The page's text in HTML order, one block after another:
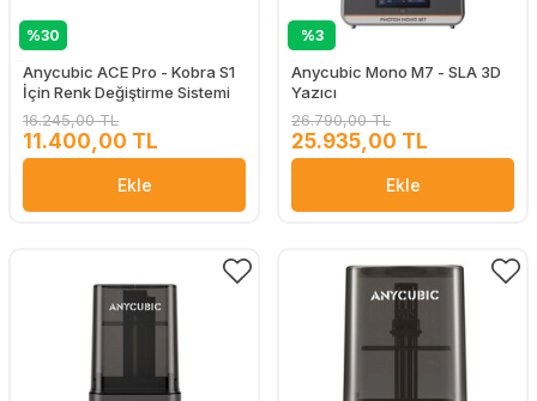
%30
Anycubic ACE Pro - Kobra S1
İçin Renk Değiştirme Sistemi
16.245,00 TL
11.400,00 TL
Ekle
%3
Anycubic Mono M7 - SLA 3D
Yazıcı
26.790,00 TL
25.935,00 TL
Ekle